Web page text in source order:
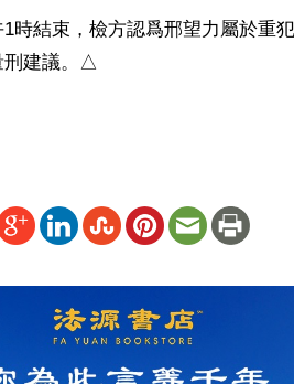
時結束，檢方認爲邢望力屬於重
刑建議。△